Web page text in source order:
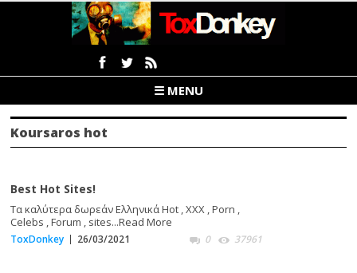
☰ MENU
Koursaros hot
Best Hot Sites!
Τα καλύτερα δωρεάν Ελληνικά Hot , XXX , Porn ,
Celebs , Forum , sites...Read More
ToxDonkey 26/03/2021 37961
0